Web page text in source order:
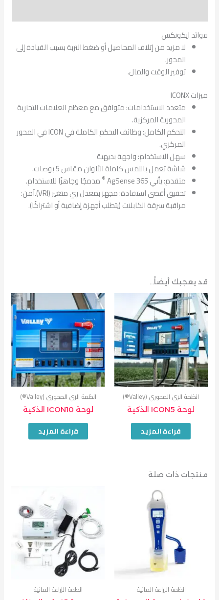
فوائد ايكونكس
لا مزيد من إتلاف المحاصيل أو ضغط التربة بسبب القيادة إلى
المحور.
توفير الوقت والمال.
ميزات ICONX
متعدد الاستخدامات: متوافق مع معظم العلامات التجارية
المحورية المركزية.
التحكم الكامل: وظائف التحكم الكاملة في ICON في المحور
المركزي.
سهل الاستخدام: واجهة بديهية
شاشة تعمل باللمس كاملة الألوان مقاس 5 بوصات.
متقدم: يأتي AgSense 365
® مدمجًا وجاهزًا للاستخدام.
تحقيق أقصى استفادة: مجهز بمعدل ري متغير (VRI).آمن:
مراقبة سرقة الكابلات (يتطلب أجهزة إضافية أو اشتراكًا).
قد يعجبك أيضاً…
انظمة الري المحوري (Valley®)
لوحة ICON5 الذكية
قراءة المزيد
انظمة الري المحوري (Valley®)
لوحة ICON10 الذكية
قراءة المزيد
منتجات ذات صلة
انظمة الزراعة المائية انظمة الزراعة المائية